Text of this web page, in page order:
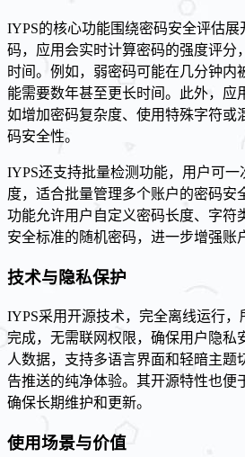
IYPS的核心功能围绕密码安全评估
码，应用会实时计算密码的强度评分
时间。例如，弱密码可能在几分钟内
能需要数年甚至更长时间。此外，应
如增加密码复杂度、使用特殊字符或
码安全性。
IYPS还支持批量检测功能，用户可
度，适合批量管理多个账户的密码安
功能允许用户自定义密码长度、字符
安全标准的随机密码，进一步增强账
技术与隐私保护
IYPS采用开源技术，完全离线运行
完成，无需联网权限，确保用户隐私
人数据，支持多语言界面和轻暗主题
告推送的纯净体验。其开源特性也便
确保长期维护和更新。
使用场景与价值